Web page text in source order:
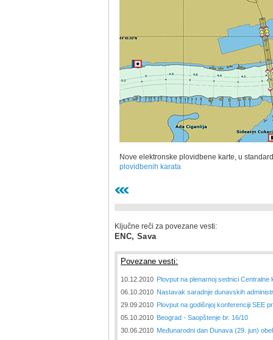
Nove elektronske plovidbene karte, u
plovidbenih karata
Ključne reči za povezane vesti:
ENC, Sava
Povezane vesti:
10.12.2010 Plovput na plenarnoj sednici Centralne
06.10.2010 Nastavak saradnje dunavskih
29.09.2010 Plovput na godišnjoj konferenciji SEE
05.10.2010 Beograd - Saopštenje br. 16/10
30.06.2010 Međunarodni dan Dunava (29. jun)